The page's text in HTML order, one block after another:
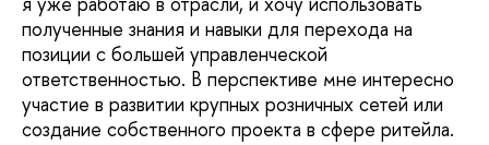
полученные знания и навыки для перехода на
позиции с большей управленческой
ответственностью. В перспективе мне интересно
участие в развитии крупных розничных сетей или
создание собственного проекта в сфере ритейла.